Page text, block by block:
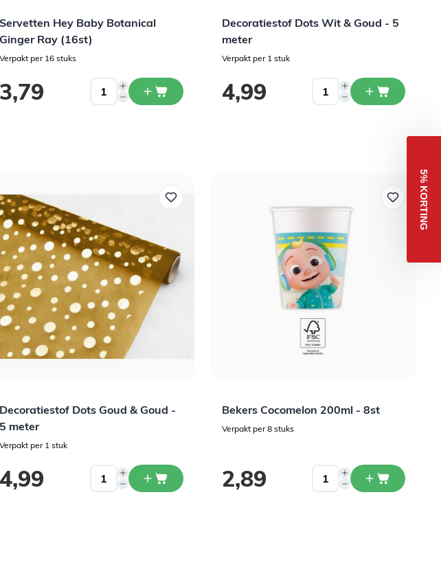
Servetten Hey Baby Botanical
Ginger Ray (16st)
Verpakt per 16 stuks
3,79
Decoratiestof Dots Wit & Goud - 5
meter
Verpakt per 1 stuk
4,99
Decoratiestof Dots Goud & Goud -
5 meter
Verpakt per 1 stuk
4,99
Bekers Cocomelon 200ml - 8st
Verpakt per 8 stuks
2,89